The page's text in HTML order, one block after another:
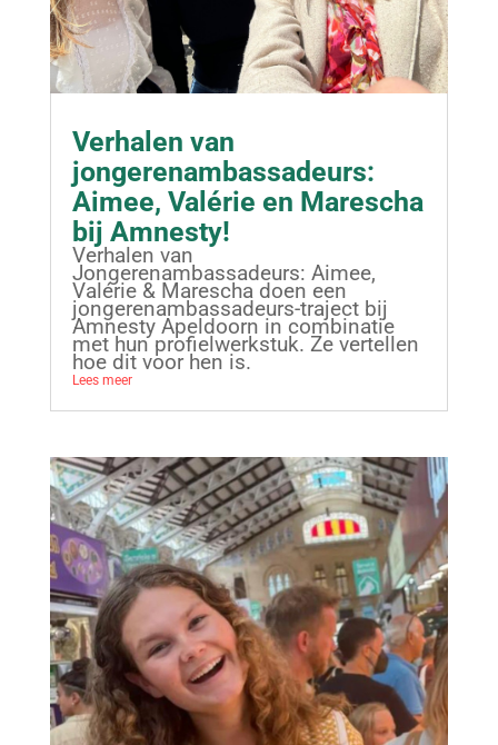
Verhalen van
jongerenambassadeurs:
Aimee, Valérie en Marescha
bij Amnesty!
Verhalen van
Jongerenambassadeurs: Aimee,
Valérie & Marescha doen een
jongerenambassadeurs-traject bij
Amnesty Apeldoorn in combinatie
met hun profielwerkstuk. Ze vertellen
hoe dit voor hen is.
Lees meer